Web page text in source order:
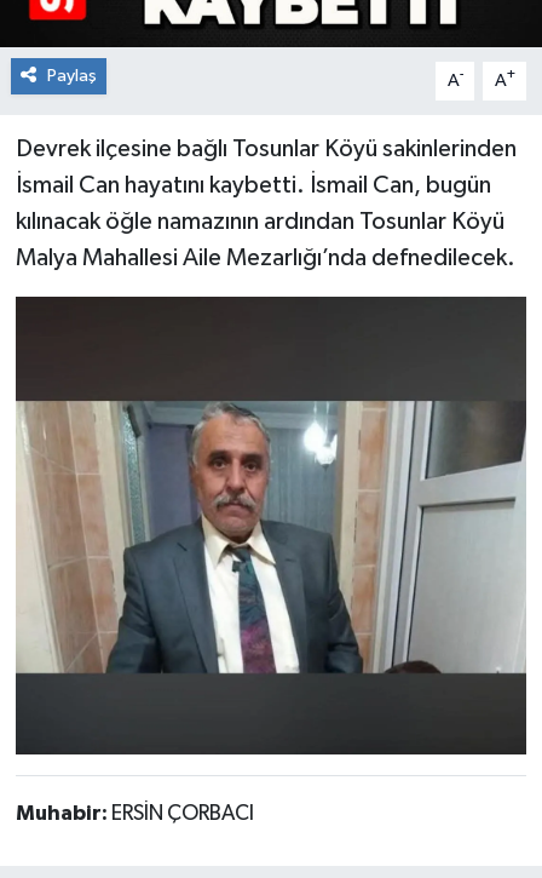
Paylaş A- A+
Devrek ilçesine bağlı Tosunlar Köyü sakinlerinden
İsmail Can hayatını kaybetti. İsmail Can, bugün
kılınacak öğle namazının ardından Tosunlar Köyü
Malya Mahallesi Aile Mezarlığı’nda defnedilecek.
Muhabir: ERSİN ÇORBACI